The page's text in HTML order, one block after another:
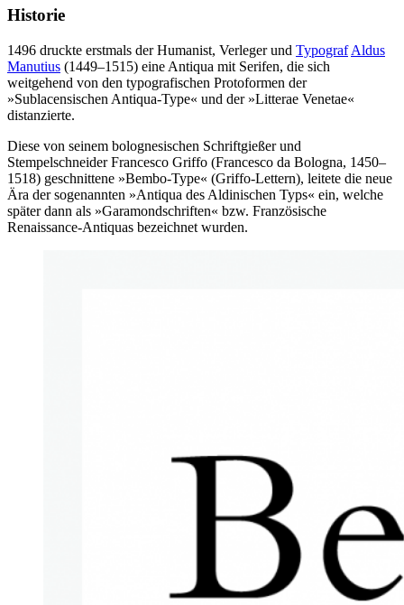
Historie
1496 druckte erstmals der Humanist, Verleger und Typograf Aldus
Manutius (1449–1515) eine Antiqua mit Serifen, die sich
weitgehend von den typografischen Protoformen der
»Sublacensischen Antiqua-Type« und der »Litterae Venetae«
distanzierte.
Diese von seinem bolognesischen Schriftgießer und
Stempelschneider Francesco Griffo (Francesco da Bologna, 1450–
1518) geschnittene »Bembo-Type« (Griffo-Lettern), leitete die neue
Ära der sogenannten »Antiqua des Aldinischen Typs« ein, welche
später dann als »Garamondschriften« bzw. Französische
Renaissance-Antiquas bezeichnet wurden.